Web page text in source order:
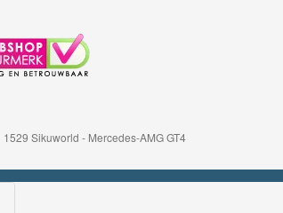
1529 Sikuworld - Mercedes-AMG GT4